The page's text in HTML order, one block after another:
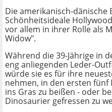
Die amerikanisch-dänische
Schönheitsideale
vor allem in ihrer Rolle als
Widow".
Während die 39-Jährige in
eng anliegenden Leder-
würde sie es für ihre
nehmen, in den ersten fünf
ins Gras zu beißen - oder
Dinosaurier gefressen zu